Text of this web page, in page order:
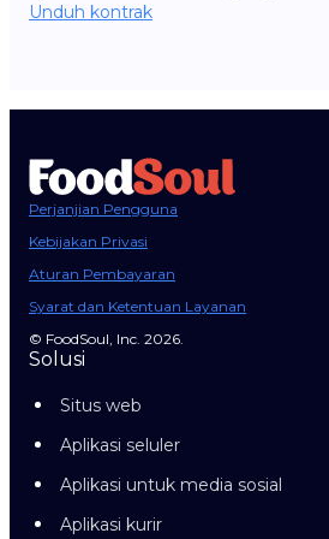
Unduh kontrak
Perjanjian Pengguna
Kebijakan Privasi
Aturan Pembayaran
Syarat dan Ketentuan Layanan
© FoodSoul, Inc. 2026.
Solusi
Situs web
Aplikasi seluler
Aplikasi untuk media sosial
Aplikasi kurir